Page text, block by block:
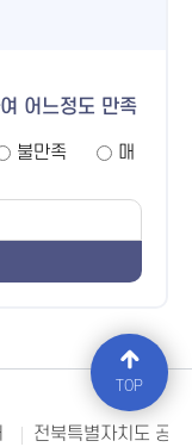
어느정도 만족
불만족
매
전북특별자치도 공공
TOP